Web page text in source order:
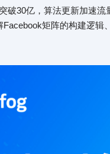
破30亿，算法更新加速
矩阵的构建逻